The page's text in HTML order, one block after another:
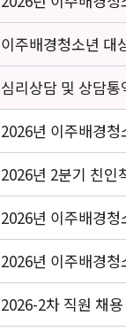
종사자 역량강화
이주배경청소년 대
검사 연수동영상 개
심리상담 및 상담통
서첨부)
2026년 이주배경
록 구성을 위한 청
안내
2026년 2분기 친인
2026년 이주배경
교육지원사업 수행
표
2026년 이주배경
교육지원 사업 위
2026-2차 직원 채
자 발표 및 적격심